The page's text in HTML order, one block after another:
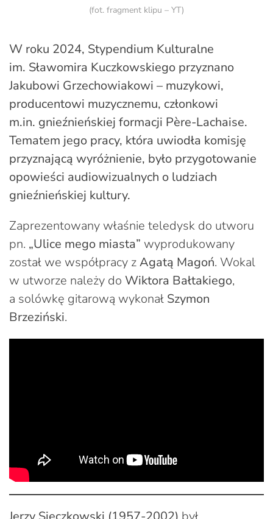
(fot. fragment klipu – YT)
W roku 2024, Stypendium Kulturalne
im. Sławomira Kuczkowskiego przyznano
Jakubowi Grzechowiakowi – muzykowi,
producentowi muzycznemu, członkowi
m.in. gnieźnieńskiej formacji Père-Lachaise.
Tematem jego pracy, która uwiodła komisję
przyznającą wyróżnienie, było przygotowanie
opowieści audiowizualnych o ludziach
gnieźnieńskiej kultury.
Zaprezentowany właśnie teledysk do utworu
pn. „Ulice mego miasta” wyprodukowany
został we współpracy zAgatą Magoń. Wokal
w utworze należy do Wiktora Bałtakiego,
a solówkę gitarową wykonał Szymon
Brzeziński.